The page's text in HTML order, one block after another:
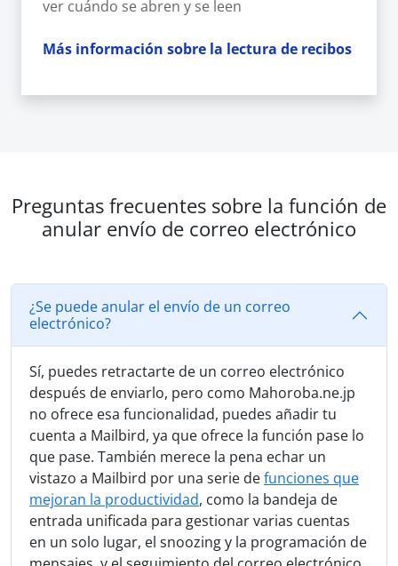
ver cuándo se abren y se leen
Más información sobre la lectura de recibos
Preguntas frecuentes sobre la función de
anular envío de correo electrónico
¿Se puede anular el envío de un correo
electrónico?
Sí, puedes retractarte de un correo electrónico
después de enviarlo, pero como Mahoroba.ne.jp
no ofrece esa funcionalidad, puedes añadir tu
cuenta a Mailbird, ya que ofrece la función pase lo
que pase. También merece la pena echar un
vistazo a Mailbird por una serie defunciones que
mejoran la productividad, como la bandeja de
entrada unificada para gestionar varias cuentas
en un solo lugar, el snoozing y la programación de